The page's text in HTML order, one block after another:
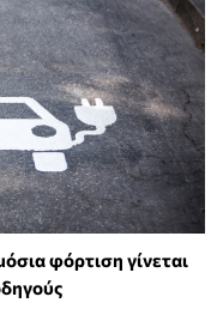
φόρτιση γίνεται